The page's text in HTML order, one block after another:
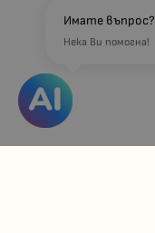
Имате въпрос?
Нека Ви помогна!